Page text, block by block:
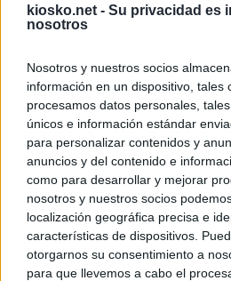
kiosko.net - Su privacidad es
nosotros
Nosotros y nuestros socios
información en un dispositivo, tales
procesamos datos personales,
únicos e información estándar
para personalizar contenidos y
anuncios y del contenido e
como para desarrollar y mejorar
nosotros y nuestros socios
localización geográfica precisa e
características de dispositivos.
otorgarnos su consentimiento a
para que llevemos a cabo el